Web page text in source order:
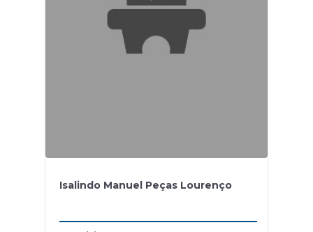
Isalindo Manuel Peças Lourenço